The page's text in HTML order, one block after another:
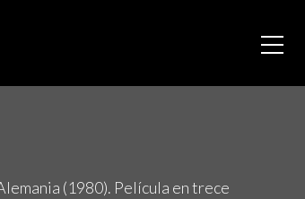
(1980). Película en trece